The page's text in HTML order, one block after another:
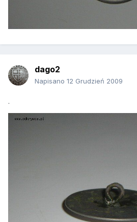
dago2
Napisano 12 Grudzień 2009
.